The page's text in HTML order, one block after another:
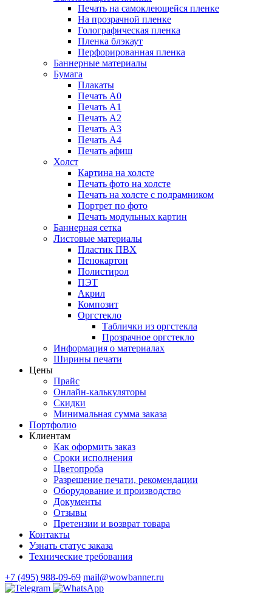
Печать на самоклеющейся пленке
На прозрачной пленке
Голографическая пленка
Пленка блэкаут
Перфорированная пленка
Баннерные материалы
Бумага
Плакаты
Печать А0
Печать А1
Печать А2
Печать А3
Печать А4
Печать афиш
Холст
Картина на холсте
Печать фото на холсте
Печать на холсте с подрамником
Портрет по фото
Печать модульных картин
Баннерная сетка
Листовые материалы
Пластик ПВХ
Пенокартон
Полистирол
ПЭТ
Акрил
Композит
Оргстекло
Таблички из оргстекла
Прозрачное оргстекло
Информация о материалах
Ширины печати
Цены
Прайс
Онлайн-калькуляторы
Скидки
Минимальная сумма заказа
Портфолио
Клиентам
Как оформить заказ
Сроки исполнения
Цветопроба
Разрешение печати, рекомендации
Оборудование и производство
Документы
Отзывы
Претензии и возврат товара
Контакты
Узнать статус заказа
Технические требования
+7 (495) 988-09-69 mail@wowbanner.ru